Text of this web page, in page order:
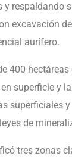
respaldando
excavación
aurífero.
400
superficie y
superficiales
de
tres zonas